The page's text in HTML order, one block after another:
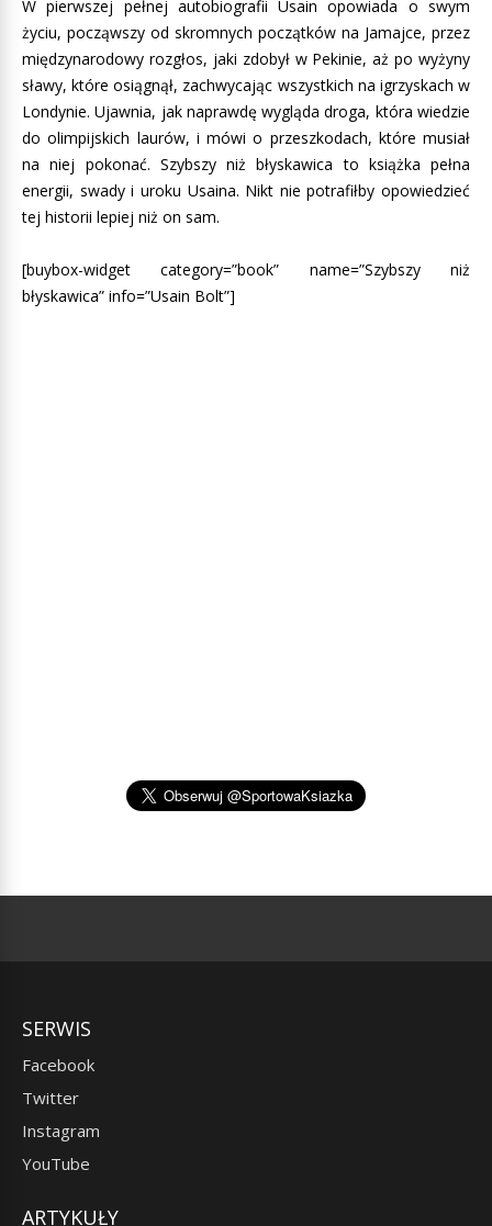
W pierwszej pełnej autobiografii Usain opowiada o swym
życiu, począwszy od skromnych początków na Jamajce, przez
międzynarodowy rozgłos, jaki zdobył w Pekinie, aż po wyżyny
sławy, które osiągnął, zachwycając wszystkich na igrzyskach w
Londynie. Ujawnia, jak naprawdę wygląda droga, która wiedzie
do olimpijskich laurów, i mówi o przeszkodach, które musiał
na niej pokonać. Szybszy niż błyskawica to książka pełna
energii, swady i uroku Usaina. Nikt nie potrafiłby opowiedzieć
tej historii lepiej niż on sam.
[buybox-widget category=”book” name=”Szybszy niż
błyskawica” info=”Usain Bolt”]
SERWIS
Facebook
Twitter
Instagram
YouTube
ARTYKUŁY